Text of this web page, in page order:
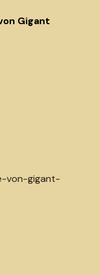
Gigant
von-gigant-